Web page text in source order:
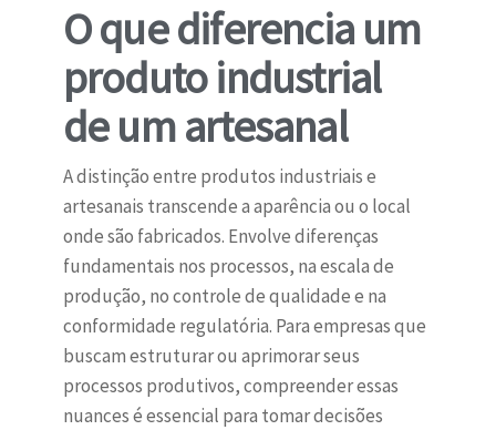
O que diferencia um
produto industrial
de um artesanal
A distinção entre produtos industriais e
artesanais transcende a aparência ou o local
onde são fabricados. Envolve diferenças
fundamentais nos processos, na escala de
produção, no controle de qualidade e na
conformidade regulatória. Para empresas que
buscam estruturar ou aprimorar seus
processos produtivos, compreender essas
nuances é essencial para tomar decisões